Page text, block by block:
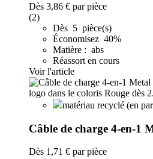
Dès 3,86 € par pièce
(2)
Dès 5 pièce(s)
Économisez 40%
Matière : abs
Réassort en cours
Voir l'article
matériau recyclé (en
Câble de charge 4-en-1
Dès 1,71 € par pièce